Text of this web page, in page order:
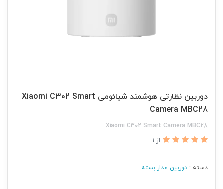
دوربین نظارتی هوشمند شیائومی Xiaomi C302 Smart
Camera MBC28
Xiaomi C302 Smart Camera MBC28
از 1
دسته : دوربین مدار بسته